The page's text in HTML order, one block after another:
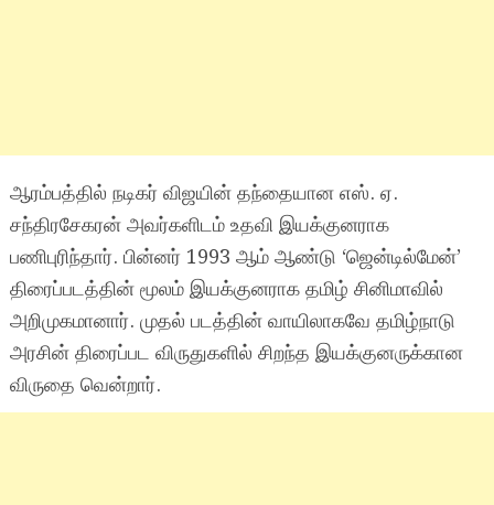
ஆரம்பத்தில் நடிகர் விஜயின் தந்தையான எஸ். ஏ.
சந்திரசேகரன் அவர்களிடம் உதவி இயக்குனராக
பணிபுரிந்தார். பின்னர் 1993 ஆம் ஆண்டு ‘ஜென்டில்மேன்’
திரைப்படத்தின் மூலம் இயக்குனராக தமிழ் சினிமாவில்
அறிமுகமானார். முதல் படத்தின் வாயிலாகவே தமிழ்நாடு
அரசின் திரைப்பட விருதுகளில் சிறந்த இயக்குனருக்கான
விருதை வென்றார்.